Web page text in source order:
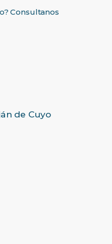
Consultanos
de Cuyo